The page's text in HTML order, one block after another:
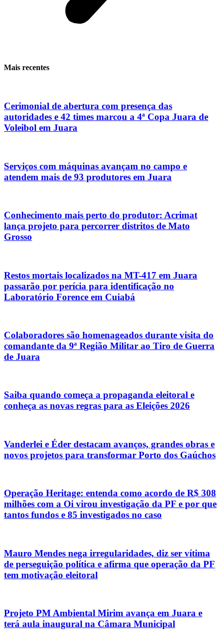
Mais recentes
Cerimonial de abertura com presença das
autoridades e 42 times marcou a 4ª Copa Juara de
Voleibol em Juara
Serviços com máquinas avançam no campo e
atendem mais de 93 produtores em Juara
Conhecimento mais perto do produtor: Acrimat
lança projeto para percorrer distritos de Mato
Grosso
Restos mortais localizados na MT-417 em Juara
passarão por perícia para identificação no
Laboratório Forence em Cuiabá
Colaboradores são homenageados durante visita do
comandante da 9ª Região Militar ao Tiro de Guerra
de Juara
Saiba quando começa a propaganda eleitoral e
conheça as novas regras para as Eleições 2026
Vanderlei e Éder destacam avanços, grandes obras e
novos projetos para transformar Porto dos Gaúchos
Operação Heritage: entenda como acordo de R$ 308
milhões com a Oi virou investigação da PF e por que
tantos fundos e 85 investigados no caso
Mauro Mendes nega irregularidades, diz ser vítima
de perseguição política e afirma que operação da PF
tem motivação eleitoral
Projeto PM Ambiental Mirim avança em Juara e
terá aula inaugural na Câmara Municipal